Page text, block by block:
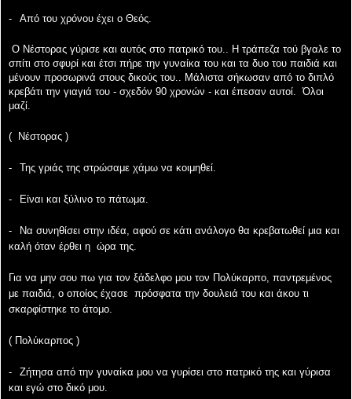
- Από του χρόνου έχει ο Θεός.
Ο Νέστορας γύρισε και αυτός στο πατρικό του.. Η τράπεζα τού βγαλε το
σπίτι στο σφυρί και έτσι πήρε την γυναίκα του και τα δυο του παιδιά και
μένουν προσωρινά στους δικούς του.. Μάλιστα σήκωσαν από το διπλό
κρεβάτι την γιαγιά του - σχεδόν 90 χρονών - και έπεσαν αυτοί. Όλοι
μαζί.
( Νέστορας )
- Της γριάς της στρώσαμε χάμω να κοιμηθεί.
- Είναι και ξύλινο το πάτωμα.
-
Να συνηθίσει στην ιδέα, αφού σε κάτι ανάλογο θα κρεβατωθεί μια και
καλή όταν έρθει η ώρα της.
Για να μην σου πω για τον ξάδελφο μου τον Πολύκαρπο, παντρεμένος
με παιδιά, ο οποίος έχασε πρόσφατα την δουλειά του και άκου τι
σκαρφίστηκε το άτομο.
( Πολύκαρπος )
-
Ζήτησα από την γυναίκα μου να γυρίσει στο πατρικό της και γύρισα
και εγώ στο δικό μου.